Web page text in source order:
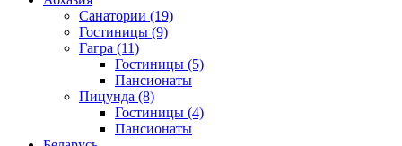
Санатории (19)
Гостиницы (9)
Гагра (11)
Гостиницы (5)
Пансионаты
Пицунда (8)
Гостиницы (4)
Пансионаты